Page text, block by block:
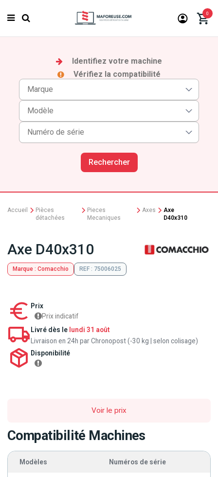
0
Identifiez votre machine
Vérifiez la compatibilité
Rechercher
Accueil
Pièces
détachées
Pieces
Mecaniques
Axes
Axe
D40x310
Axe D40x310
Marque : Comacchio REF : 75006025
Prix
Prix indicatif
Livré dès le lundi 31 août
Livraison en 24h par Chronopost (-30 kg | selon colisage)
Disponibilité
Voir le prix
Compatibilité Machines
Modèles Numéros de série